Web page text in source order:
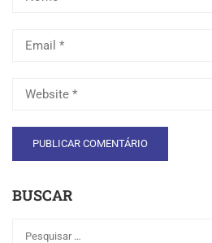
BUSCAR